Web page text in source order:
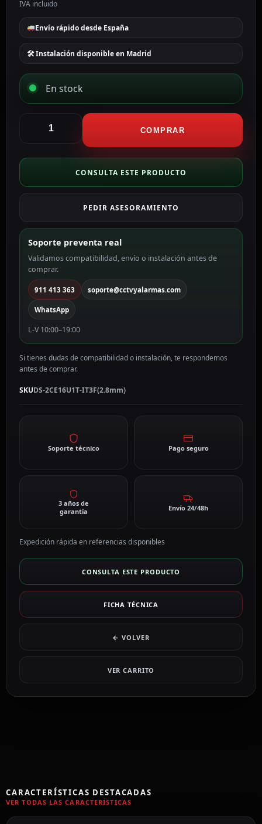
IVA incluido
Envío rápido desde España
🛠 Instalación disponible en Madrid
En stock
cámara
4en1
Value
color
MP,
2.8
mm
DS-
2CE16U1T-
IT3F(2.8mm)
cantidad
COMPRAR
CONSULTA ESTE PRODUCTO
PEDIR ASESORAMIENTO
Soporte preventa real
Validamos compatibilidad, envío o instalación antes de
comprar.
911 413 363 soporte@cctvyalarmas.com
WhatsApp
L-V 10:00–19:00
Si tienes dudas de compatibilidad o instalación, te respondemos
antes de comprar.
SKUDS-2CE16U1T-IT3F(2.8mm)
Soporte técnico Pago seguro
3 años de
garantía
Envío 24/48h
Expedición rápida en referencias disponibles
CONSULTA ESTE PRODUCTO
FICHA TÉCNICA
← VOLVER
VER CARRITO
CARACTERÍSTICAS DESTACADAS
VER TODAS LAS CARACTERÍSTICAS